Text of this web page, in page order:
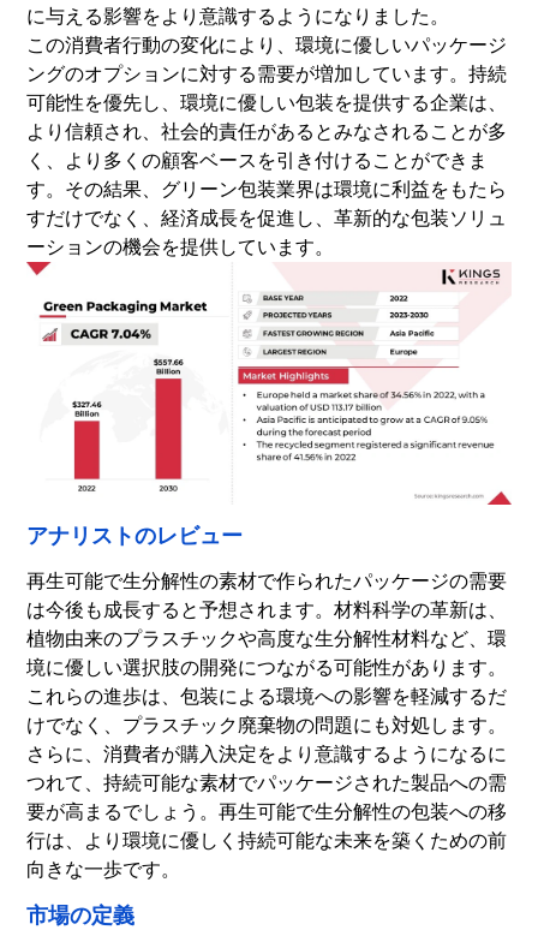
に与える影響をより意識するようになりました。
この消費者行動の変化により、環境に優しいパッケージ
ングのオプションに対する需要が増加しています。持続
可能性を優先し、環境に優しい包装を提供する企業は、
より信頼され、社会的責任があるとみなされることが多
く、より多くの顧客ベースを引き付けることができま
す。その結果、グリーン包装業界は環境に利益をもたら
すだけでなく、経済成長を促進し、革新的な包装ソリュ
ーションの機会を提供しています。
アナリストのレビュー
再生可能で生分解性の素材で作られたパッケージの需要
は今後も成長すると予想されます。材料科学の革新は、
植物由来のプラスチックや高度な生分解性材料など、環
境に優しい選択肢の開発につながる可能性があります。
これらの進歩は、包装による環境への影響を軽減するだ
けでなく、プラスチック廃棄物の問題にも対処します。
さらに、消費者が購入決定をより意識するようになるに
つれて、持続可能な素材でパッケージされた製品への需
要が高まるでしょう。再生可能で生分解性の包装への移
行は、より環境に優しく持続可能な未来を築くための前
向きな一歩です。
市場の定義